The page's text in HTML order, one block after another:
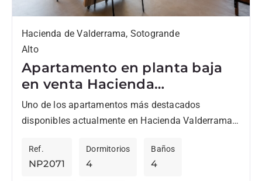
Hacienda de Valderrama, Sotogrande
Alto
Apartamento en planta baja
en venta Hacienda
Valderrama, Sotogrande
Uno de los apartamentos más destacados
disponibles actualmente en Hacienda Valderrama.
apartamento de planta baja ha...
NP2071
Ref.
4
Dormitorios
4
Baños